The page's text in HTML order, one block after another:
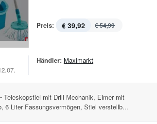
Preis: € 39,92 € 54,99
Händler: Maximarkt
Teleskopstiel mit Drill-Mechanik, Eimer mit
6 Liter Fassungsvermögen, Stiel verstellb...